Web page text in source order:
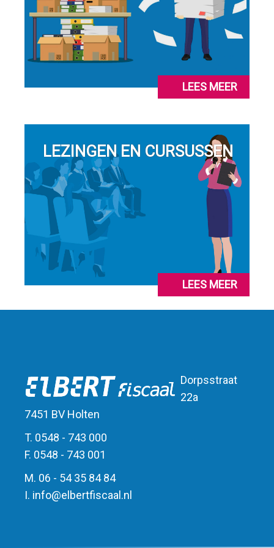
LEES MEER
LEZINGEN EN CURSUSSEN
LEES MEER
Dorpsstraat
22a
7451 BV Holten
T. 0548 - 743 000
F. 0548 - 743 001
M. 06 - 54 35 84 84
I. info@elbertfiscaal.nl